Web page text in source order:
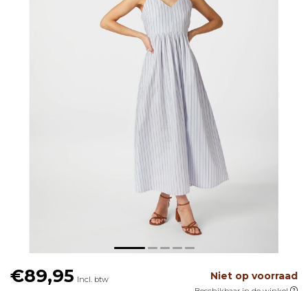
€89,95 Incl. btw Niet op voorraad